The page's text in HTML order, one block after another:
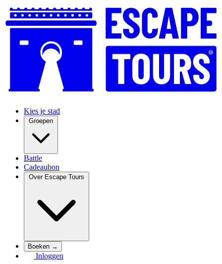
Kies je stad
Groepen
Battle
Cadeaubon
Over Escape Tours
Boeken →
Inloggen